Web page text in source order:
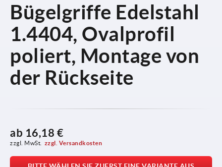
Bügelgriffe Edelstahl
1.4404, Ovalprofil
poliert, Montage von
der Rückseite
ab 16,18 €
zzgl. MwSt. zzgl. Versandkosten